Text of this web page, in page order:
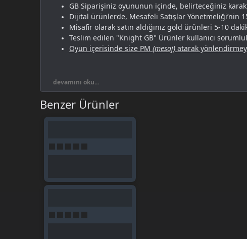
GB Siparişiniz oyununun içinde, belirteceğiniz
Dijital ürünlerde, Mesafeli Satışlar Yönetmeliği’nin
Misafir olarak satın aldığınız gold ürünleri 5-10
Teslim edilen "Knight GB" Ürünler kullanıcı
Oyun içerisinde size PM (mesaj)atarak
Knight Online GB'de Uygun
Knight Online Gold Bar alım satışlarda uygun fiyat
seçeneklerinden yararlanabilirsiniz. Ayrıca birlikte al
Knight Online GB (Gold Bar)
Knight Online'de Ücretsiz olarak gb, Gol Bar elde
devamını oku...
Benzer Ürünler